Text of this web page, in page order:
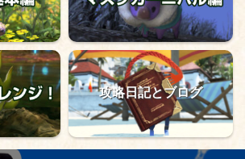
攻略日記とブログ